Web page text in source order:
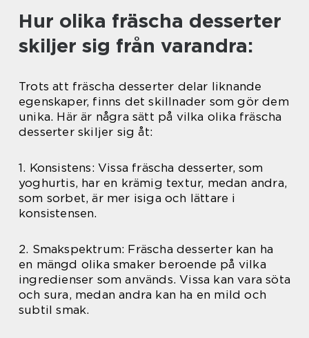
Hur olika fräscha desserter
skiljer sig från varandra:
Trots att fräscha desserter delar liknande
egenskaper, finns det skillnader som gör dem
unika. Här är några sätt på vilka olika fräscha
desserter skiljer sig åt:
1. Konsistens: Vissa fräscha desserter, som
yoghurtis, har en krämig textur, medan andra,
som sorbet, är mer isiga och lättare i
konsistensen.
2. Smakspektrum: Fräscha desserter kan ha
en mängd olika smaker beroende på vilka
ingredienser som används. Vissa kan vara söta
och sura, medan andra kan ha en mild och
subtil smak.